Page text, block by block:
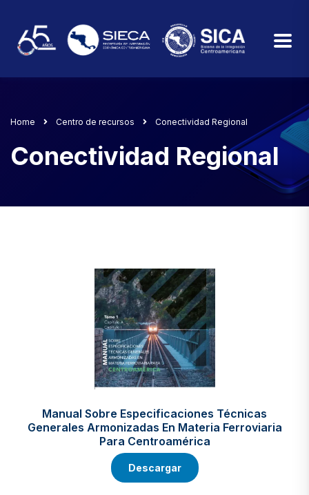
Home Centro de recursos Conectividad Regional
Conectividad Regional
Manual Sobre Especificaciones Técnicas
Generales Armonizadas En Materia Ferroviaria
Para Centroamérica
Descargar